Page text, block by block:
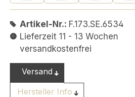
Artikel-Nr.: F.173.SE.6534
Lieferzeit 11 - 13 Wochen
versandkostenfrei
Versand
Hersteller Info